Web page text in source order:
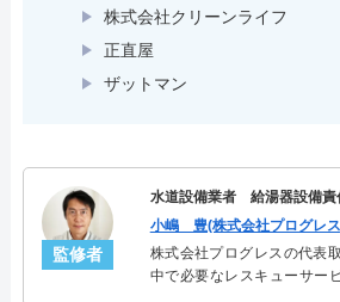
株式会社クリーンライフ
正直屋
ザットマン
監修者
水道設備業者 給湯器設備責
小嶋 豊(株式会社プログレ
株式会社プログレスの代表
中で必要なレスキューサー